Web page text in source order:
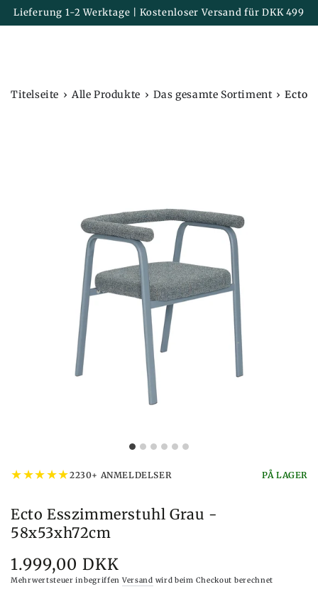
ZUM INHALT
SPRINGEN
Lieferung 1-2 Werktage | Kostenloser Versand für DKK 499
Korb
Titelseite › Alle Produkte › Das gesamte Sortiment › Ecto
★★★★★2230+ ANMELDELSER PÅ LAGER
Ecto Esszimmerstuhl Grau -
58x53xh72cm
Preis
1.999,00 DKK
Mehrwertsteuer inbegriffen Versand wird beim Checkout berechnet